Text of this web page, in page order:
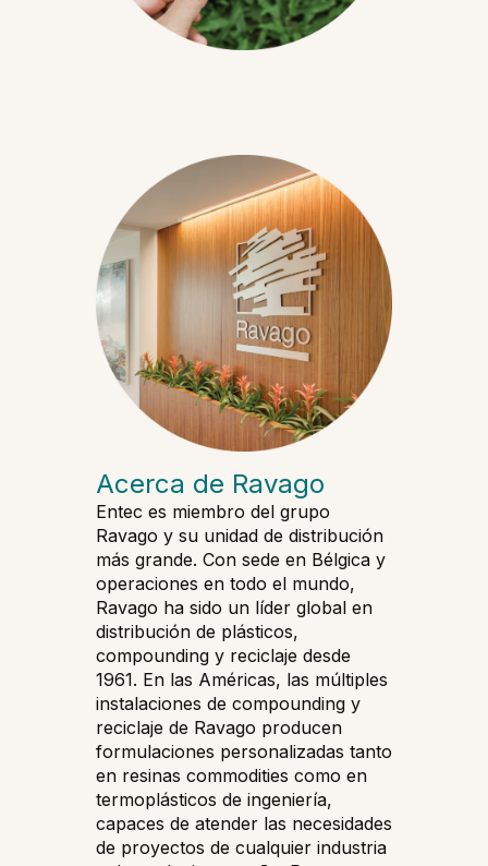
Acerca de Ravago
Entec es miembro del grupo
Ravago y su unidad de distribución
más grande. Con sede en Bélgica y
operaciones en todo el mundo,
Ravago ha sido un líder global en
distribución de plásticos,
compounding y reciclaje desde
1961. En las Américas, las múltiples
instalaciones de compounding y
reciclaje de Ravago producen
formulaciones personalizadas tanto
en resinas commodities como en
termoplásticos de ingeniería,
capaces de atender las necesidades
de proyectos de cualquier industria